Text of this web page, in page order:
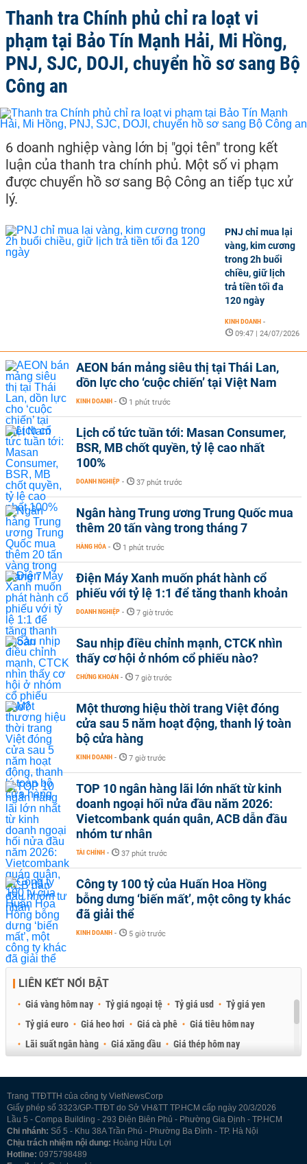
Thanh tra Chính phủ chỉ ra loạt vi
phạm tại Bảo Tín Mạnh Hải, Mi Hồng,
PNJ, SJC, DOJI, chuyển hồ sơ sang Bộ
Công an
6 doanh nghiệp vàng lớn bị "gọi tên" trong kết
luận của thanh tra chính phủ. Một số vi phạm
được chuyển hồ sơ sang Bộ Công an tiếp tục xử
lý.
PNJ chỉ mua lại
vàng, kim cương
trong 2h buổi
chiều, giữ lịch
trả tiền tối đa
120 ngày
KINH DOANH -
09:47 | 24/07/2026
AEON bán mảng siêu thị tại Thái Lan,
dồn lực cho ‘cuộc chiến’ tại Việt Nam
KINH DOANH - 1 phút trước
Lịch cổ tức tuần tới: Masan Consumer,
BSR, MB chốt quyền, tỷ lệ cao nhất
100%
DOANH NGHIỆP - 37 phút trước
Ngân hàng Trung ương Trung Quốc mua
thêm 20 tấn vàng trong tháng 7
HÀNG HÓA - 1 phút trước
Điện Máy Xanh muốn phát hành cổ
phiếu với tỷ lệ 1:1 để tăng thanh khoản
DOANH NGHIỆP - 7 giờ trước
Sau nhịp điều chỉnh mạnh, CTCK nhìn
thấy cơ hội ở nhóm cổ phiếu nào?
CHỨNG KHOÁN - 7 giờ trước
Một thương hiệu thời trang Việt đóng
cửa sau 5 năm hoạt động, thanh lý toàn
bộ cửa hàng
KINH DOANH - 7 giờ trước
TOP 10 ngân hàng lãi lớn nhất từ kinh
doanh ngoại hối nửa đầu năm 2026:
Vietcombank quán quân, ACB dẫn đầu
nhóm tư nhân
TÀI CHÍNH - 37 phút trước
Công ty 100 tỷ của Huấn Hoa Hồng
bỗng dưng ‘biến mất’, một công ty khác
đã giải thể
KINH DOANH - 5 giờ trước
LIÊN KẾT NỔI BẬT
Giá vàng hôm nay Tỷ giá ngoại tệ Tỷ giá usd
Tỷ giá yen
Tỷ giá euro
Giá heo hơi Giá cà phê
Giá tiêu hôm nay
Lãi suất ngân hàng
Giá xăng dầu
Giá thép hôm nay
Trang TTĐTTH của công ty VietNewsCorp
Giấy phép số 3323/GP-TTĐT do Sở VH&TT TP.HCM cấp ngày 20/3/2026
Lầu 5 - Compa Building - 293 Điện Biên Phủ - Phường Gia Định - TP.HCM
Chi nhánh: Số 5 - Khu 38A Trần Phú - Phường Ba Đình - TP. Hà Nội
Chịu trách nhiệm nội dung: Hoàng Hữu Lợi
Hotline: 0975798489